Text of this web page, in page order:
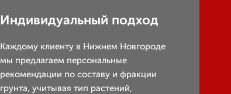
Индивидуальный подход
Каждому клиенту в Нижнем Новгороде
мы предлагаем персональные
рекомендации по составу и фракции
грунта, учитывая тип растений,